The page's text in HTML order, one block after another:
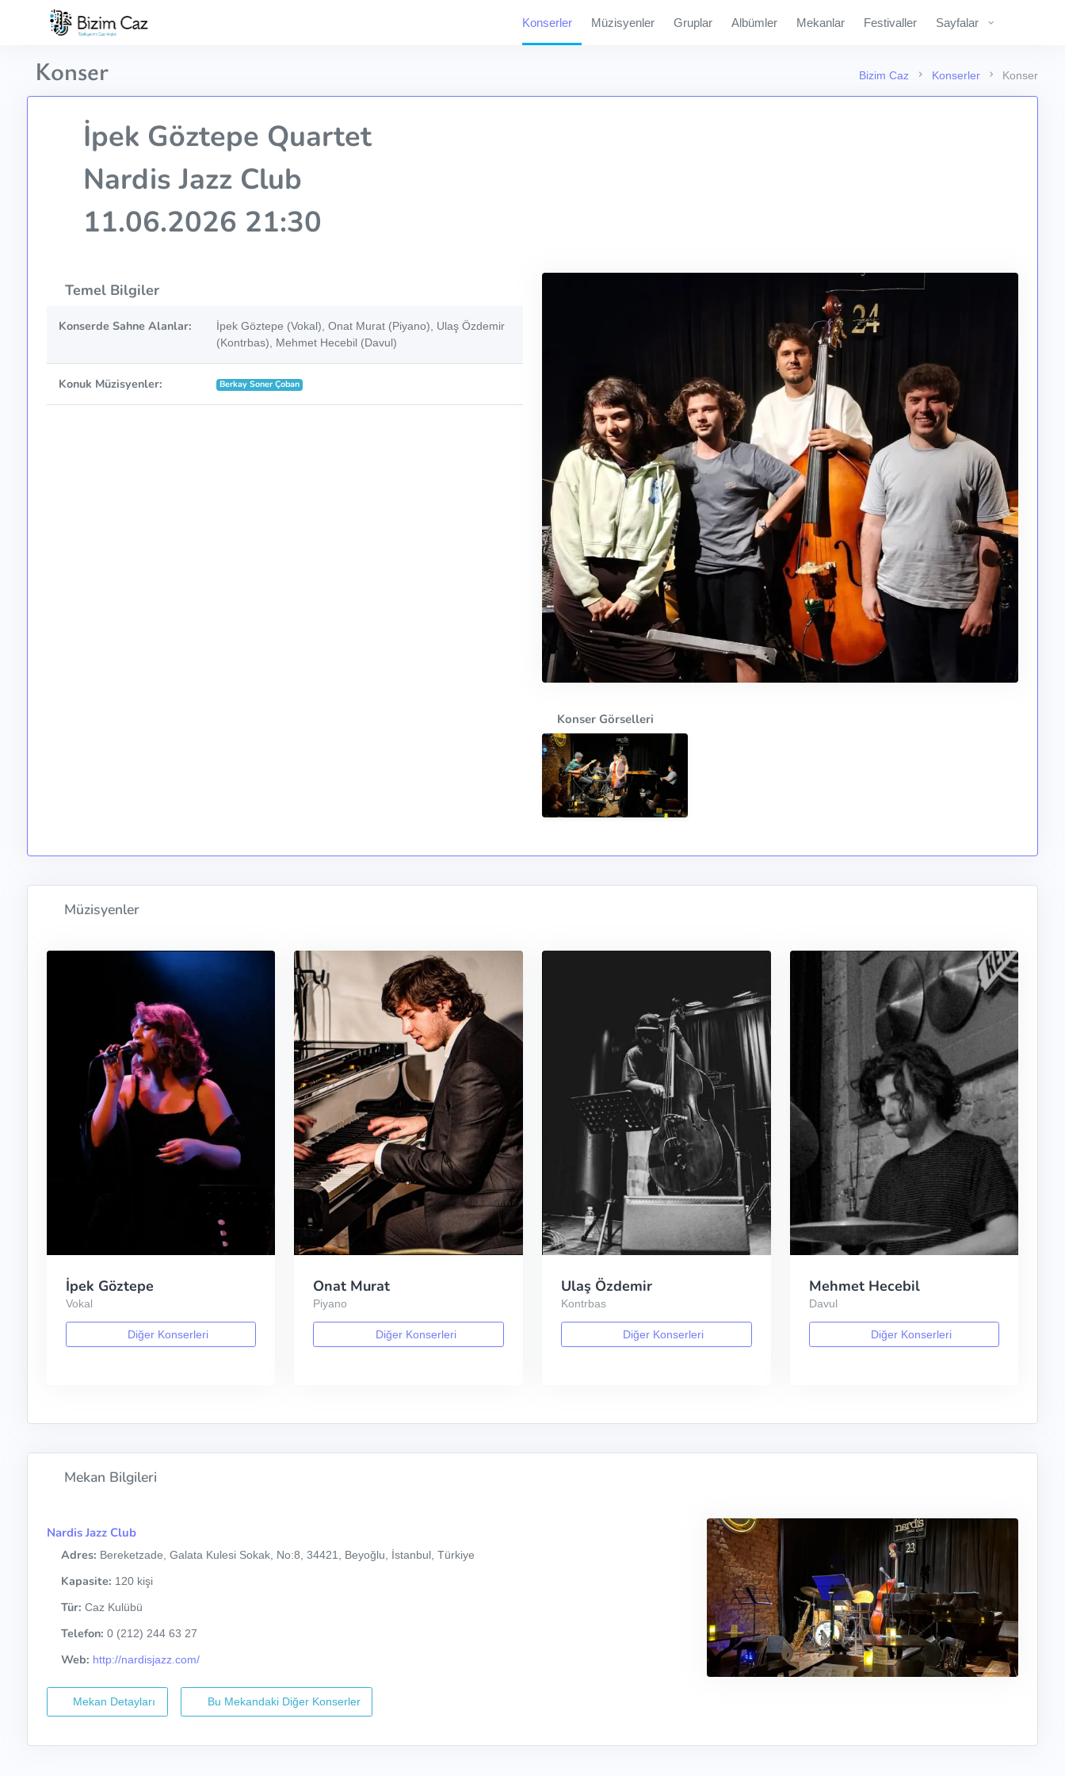
Konserler Müzisyenler Gruplar Albümler Mekanlar Festivaller Sayfalar
Bizim Caz Konserler Konser
Konser
İpek Göztepe Quartet
Nardis Jazz Club
11.06.2026 21:30
Temel Bilgiler
Konserde Sahne Alanlar:
İpek Göztepe (Vokal), Onat Murat (Piyano), Ulaş Özdemir
(Kontrbas), Mehmet Hecebil (Davul)
Konuk Müzisyenler: Berkay Soner Çoban
Konser Görselleri
Müzisyenler
İpek Göztepe
Vokal
Diğer Konserleri
Onat Murat
Piyano
Diğer Konserleri
Ulaş Özdemir
Kontrbas
Diğer Konserleri
Mehmet Hecebil
Davul
Diğer Konserleri
Mekan Bilgileri
Nardis Jazz Club
Adres: Bereketzade, Galata Kulesi Sokak, No:8, 34421, Beyoğlu, İstanbul, Türkiye
Kapasite: 120 kişi
Tür: Caz Kulübü
Telefon: 0 (212) 244 63 27
Web: http://nardisjazz.com/
Mekan Detayları Bu Mekandaki Diğer Konserler